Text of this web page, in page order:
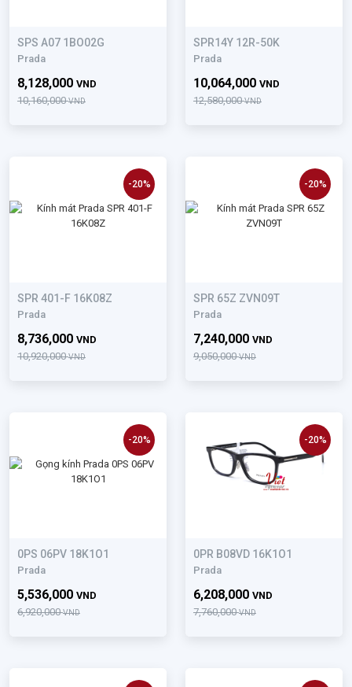
SPS A07 1BO02G
Prada
10,160,000VND
8,128,000 VND
SPR14Y 12R-50K
Prada
12,580,000VND
10,064,000 VND
SPR 401-F 16K08Z
Prada
10,920,000VND
8,736,000 VND
-20%
SPR 65Z ZVN09T
Prada
9,050,000VND
7,240,000 VND
-20%
0PS 06PV 18K1O1
Prada
6,920,000VND
5,536,000 VND
-20%
0PR B08VD 16K1O1
Prada
7,760,000VND
6,208,000 VND
-20%